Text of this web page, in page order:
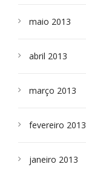
maio 2013
abril 2013
março 2013
fevereiro 2013
janeiro 2013